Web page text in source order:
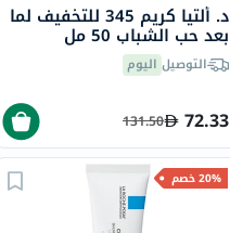
د. ألتيا كريم 345 للتخفيف لما
بعد حب الشباب 50 مل
التوصيل اليوم
72.33
131.50
20% خصم